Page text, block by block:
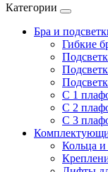
Категории
Бра и
Гибкие
С 1
С 2
С 3
Кольца